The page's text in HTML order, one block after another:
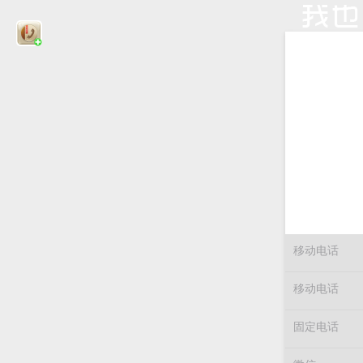
移动电话
移动电话
固定电话